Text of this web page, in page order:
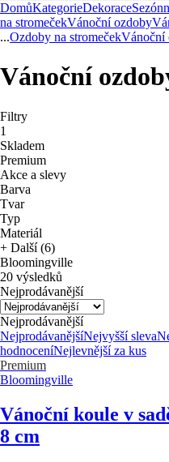
DomůKategorieDekorace
na stromečekVánoční ozdoby
...Ozdoby na stromečekVánoční
Vánoční
Filtry
1
Skladem
Premium
Akce a slevy
Barva
Tvar
Typ
Materiál
+ Další (6)
Bloomingville
20 výsledků
Nejprodávanější
Nejprodávanější
NejprodávanějšíNejvyšší sleva
hodnoceníNejlevnější za kus
Premium
Bloomingville
Vánoční koule v
8 cm